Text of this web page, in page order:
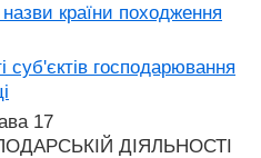
країни походження
суб'єктів господарювання
17
ДІЯЛЬНОСТІ